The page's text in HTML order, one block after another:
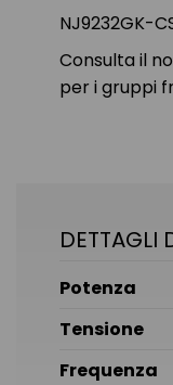
NJ9232GK-
Consulta il
per i gruppi
DETTAGLI
Potenza
Tensione
Frequenza